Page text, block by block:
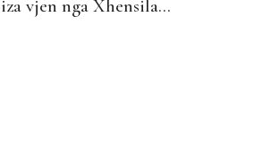
vjen nga Xhensila…